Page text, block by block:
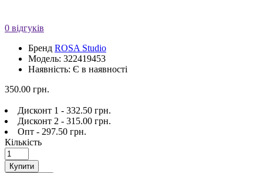
0 відгуків
Бренд ROSA Studio
Модель: 322419453
Наявність: Є в наявності
350.00 грн.
Дисконт 1 - 332.50 грн.
Дисконт 2 - 315.00 грн.
Опт - 297.50 грн.
Кількість
Купити